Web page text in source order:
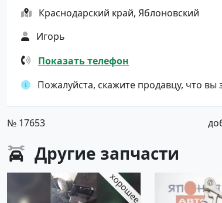
Краснодарский край, Яблоновский
Игорь
Показать телефон
Пожалуйста, скажите продавцу, что
№ 17653
Другие запчасти